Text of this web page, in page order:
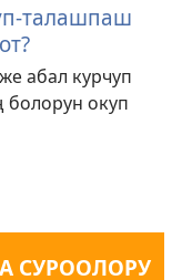
талашпаш
абал курчуп
болорун окуп
СУРООЛОРУ